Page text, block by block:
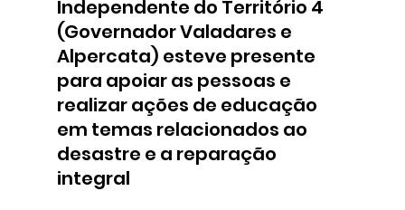
Independente do Território 4
(Governador Valadares e
Alpercata) esteve presente
para apoiar as pessoas e
realizar ações de educação
em temas relacionados ao
desastre e a reparação
integral